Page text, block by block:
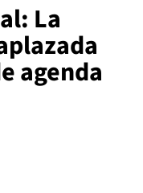
La
agenda